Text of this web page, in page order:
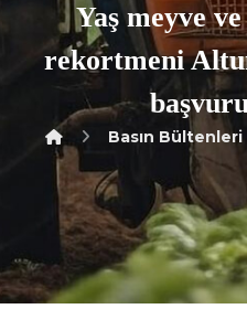
Yaş meyve
rekortmeni
Basın Bültenleri